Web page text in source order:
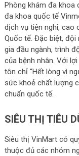
Phòng khám đa khoa
đa khoa quốc tế
dịch vụ tiện nghi, cao
Quốc tế. Đặc biệt, đội
gia đầu ngành, trình
của bệnh nhân. Với
tôn chỉ “Hết lòng vì
sức khoẻ chất lượng
chuẩn quốc tế.
SIÊU THỊ TIÊU
Siêu thị VinMart có
thuộc đủ các nhóm